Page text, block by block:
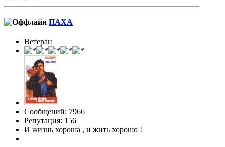
ПАХА
Ветеран
Сообщений: 7966
Репутация: 156
И жизнь хороша , и жить хорошо !